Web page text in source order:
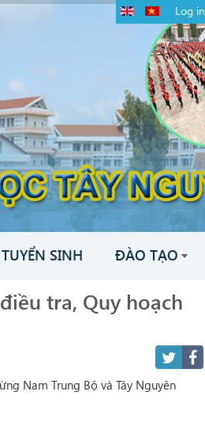
Log in
TUYỂN SINH ĐÀO TẠO
tra, Quy hoạch
Nam Trung Bộ và Tây Nguyên